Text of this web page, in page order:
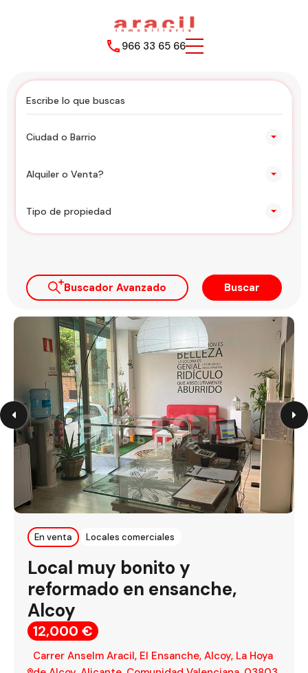
966 33 65 66
Ciudad o Barrio
Alquiler o Venta?
Tipo de propiedad
Buscador Avanzado Buscar
En venta Locales comerciales
Local muy bonito y
reformado en ensanche,
Alcoy
12,000 €
Carrer Anselm Aracil, El Ensanche, Alcoy, La Hoya